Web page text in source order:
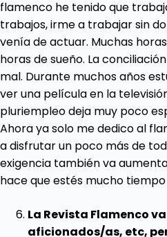
flamenco he tenido que
trabajos, irme a trabajar sin
venía de actuar. Muchas
horas de sueño. La
mal. Durante muchos años
ver una película en la
pluriempleo deja muy poco
Ahora ya solo me dedico al
a disfrutar un poco más de
exigencia también va
hace que estés mucho
La Revista Flamenco
aficionados/as, etc,